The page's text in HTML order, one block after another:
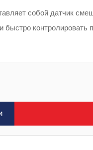
собой датчик
быстро контролировать